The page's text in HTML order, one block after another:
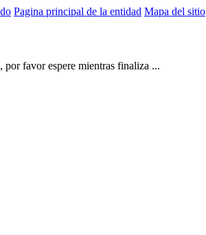
Pagina principal de la entidad Mapa del sitio
por favor espere mientras finaliza ...